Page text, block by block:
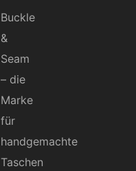
Buckle
&
Seam
– die
Marke
für
handgemachte
Taschen